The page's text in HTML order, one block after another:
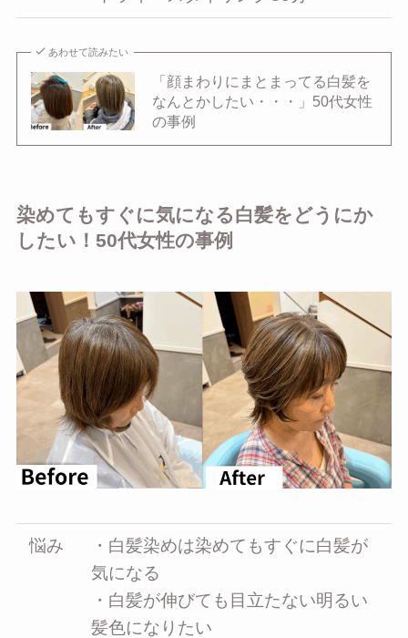
あわせて読みたい
「顔まわりにまとまってる白髪を
なんとかしたい・・・」50代女性
の事例
染めてもすぐに気になる白髪をどうにか
したい！50代女性の事例
悩み
・白髪染めは染めてもすぐに白髪が
気になる
・白髪が伸びても目立たない明るい
髪色になりたい